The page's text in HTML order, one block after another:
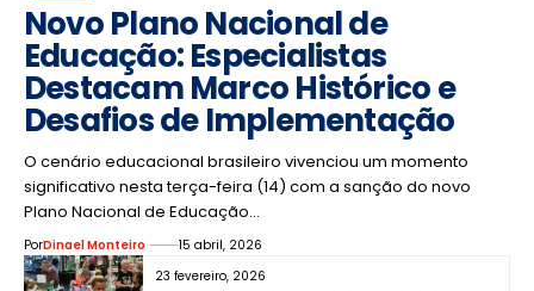
Novo Plano Nacional de
Educação: Especialistas
Destacam Marco Histórico e
Desafios de Implementação
O cenário educacional brasileiro vivenciou um momento
significativo nesta terça-feira (14) com a sanção do novo
Plano Nacional de Educação…
PorDinael Monteiro
15 abril, 2026
23 fevereiro, 2026